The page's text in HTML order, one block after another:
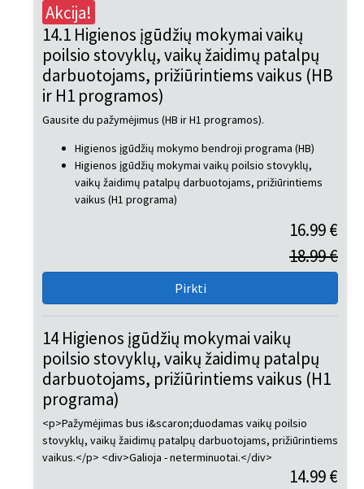
14 Higienos įgūdžių mokymai vaikų
poilsio stovyklų, vaikų žaidimų patalpų
darbuotojams, prižiūrintiems vaikus (H1
programa)
<p>Pažymėjimas bus i&scaron;duodamas vaikų poilsio
stovyklų, vaikų žaidimų patalpų darbuotojams, prižiūrintiems
vaikus.</p> <div>Galioja - neterminuotai.</div>
14.99 €
Akcija!
14.1 Higienos įgūdžių mokymai vaikų
poilsio stovyklų, vaikų žaidimų patalpų
darbuotojams, prižiūrintiems vaikus (HB
ir H1 programos)
Gausite du pažymėjimus (HB ir H1 programos).
Higienos įgūdžių mokymo bendroji programa (HB)
Higienos įgūdžių mokymai vaikų poilsio stovyklų,
vaikų žaidimų patalpų darbuotojams, prižiūrintiems
vaikus (H1 programa)
16.99 €
18.99 €